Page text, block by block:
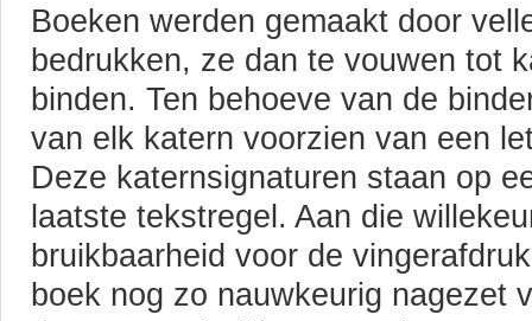
Boeken werden gemaakt door
bedrukken, ze dan te vouwen tot
binden. Ten behoeve van de
van elk katern voorzien van een
Deze katernsignaturen staan op
laatste tekstregel. Aan die
bruikbaarheid voor de
boek nog zo nauwkeurig nagezet